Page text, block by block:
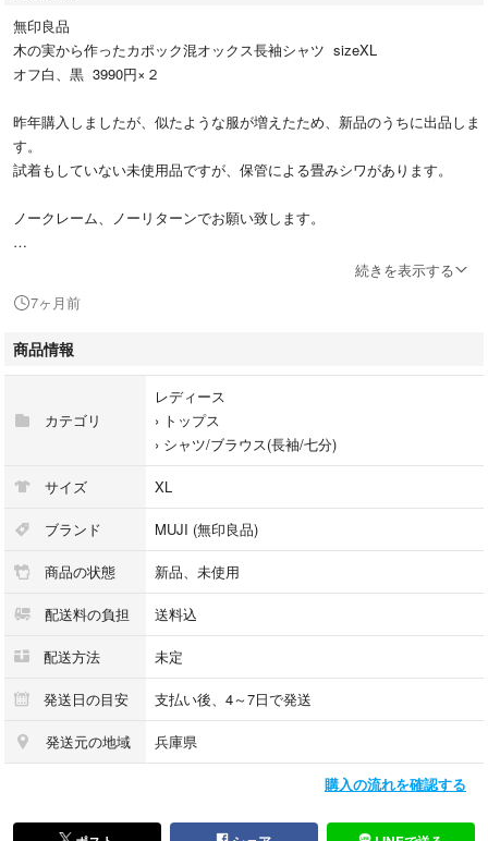
無印良品
木の実から作ったカポック混オックス長袖シャツ sizeXL
オフ白、黒 3990円×２
昨年購入しましたが、似たような服が増えたため、新品のうちに出品しま
す。
試着もしていない未使用品ですが、保管による畳みシワがあります。
ノークレーム、ノーリターンでお願い致します。
続きを表示する
7ヶ月前
商品情報
カテゴリ
レディース
› トップス
› シャツ/ブラウス(長袖/七分)
サイズ XL
ブランド MUJI (無印良品)
商品の状態 新品、未使用
配送料の負担 送料込
配送方法 未定
発送日の目安 支払い後、4～7日で発送
発送元の地域 兵庫県
購入の流れを確認する